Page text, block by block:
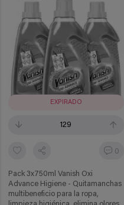
EXPIRADO
129
0
Pack 3x750ml Vanish Oxi
Advance Higiene - Quitamanchas
multibeneficio para la ropa,